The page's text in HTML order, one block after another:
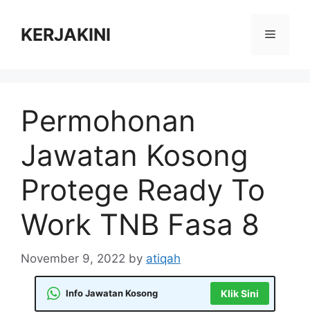
contentKERJAKINI Menu
Permohonan
Jawatan Kosong
Protege Ready To
Work TNB Fasa 8
November 9, 2022 by atiqah
Info Jawatan Kosong Klik Sini